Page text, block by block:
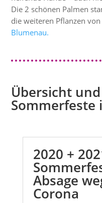
Die 2 schönen Palmen
die weiteren Pflanzen von
Blumenau.
Übersicht
Sommerfeste
2020 +
Absage
Corona